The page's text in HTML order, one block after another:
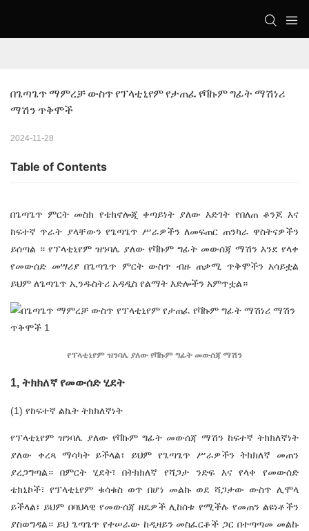
በጌጣጌጥ ማምረቻ ውስጥ የፕላቲኒየም የታጠፈ የቫኩም ግፊት ማሽነሪ
ማሽን ጥቅሞች
2024-11-28
Table of Contents
በጌጣጌጥ ምርት መስክ የቴክኖሎጂ ቀጣይነት ያለው እድገት የበለጠ ቆንጆ እና
ከፍተኛ ጥራት ያላቸውን የጌጣጌጥ ሥራዎችን ለመፍጠር ጠንካራ ዋስትናዎችን
ይሰጣል ። የፕላቲኒየም ዝንባሌ ያለው የቫኩም ግፊት መውሰጃ ማሽን እንደ የላቀ
የመውሰድ መሣሪያ በጌጣጌጥ ምርት ውስጥ ብዙ ጠቃሚ ጥቅሞችን አሳይቷል
ይህም ለጌጣጌጥ ኢንዱስትሪ አዳዲስ የልማት እድሎችን አምጥቷል።
የፕላቲኒየም ዝንባሌ ያለው የቫኩም ግፊት መውሰጃ ማሽን
1, ትክክለኛ የመውሰድ ሂደት
(1) የከፍተኛ ልኬት ትክክለኛነት
የፕላቲኒየም ዝንባሌ ያለው የቫኩም ግፊት መውሰጃ ማሽን ከፍተኛ ትክክለኛነት
ያለው ቀረጻ ማሳካት ይችላል፣ ይህም የጌጣጌጥ ሥራዎችን ትክክለኛ መጠን
ያረጋግጣል። በምርት ሂደት፣ በትክክለኛ የሻጋታ ንድፍ እና የላቀ የመውሰድ
ቴክኒኮች፣ የፕላቲኒየም ቁሳቁስ ወጥ በሆነ መልኩ ወደ ሻጋታው ውስጥ ሊሞላ
ይችላል፣ ይህም በባህላዊ የመውሰጃ ዘዴዎች ሊከሰቱ የሚችሉ የመጠን ልዩነቶችን
ያስወግዳል። ይህ ጌጣጌጥ የተሠራው ከዲዛይን መስፈርቶች ጋር በተጣጣመ መልኩ